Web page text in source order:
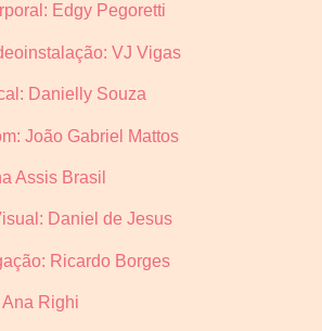
Edgy Pegoretti
VJ Vigas
Danielly Souza
João Gabriel Mattos
Assis Brasil
Daniel de Jesus
Ricardo Borges
Righi